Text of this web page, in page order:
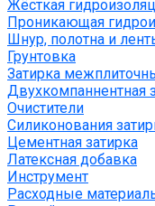
Жёсткая
Проникающая
Шнур, полотна и
Грунтовка
Затирка
Двухкомпаннентная
Очистители
Силиконования
Цементная затирка
Латексная добавка
Инструмент
Расходные